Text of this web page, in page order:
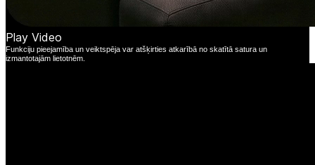
Play Video
Funkciju pieejamība un veiktspēja var atšķirties atkarībā no skatītā satura un
izmantotajām lietotnēm.